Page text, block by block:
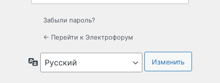
Забыли пароль?
← Перейти к Электрофорум
Язык